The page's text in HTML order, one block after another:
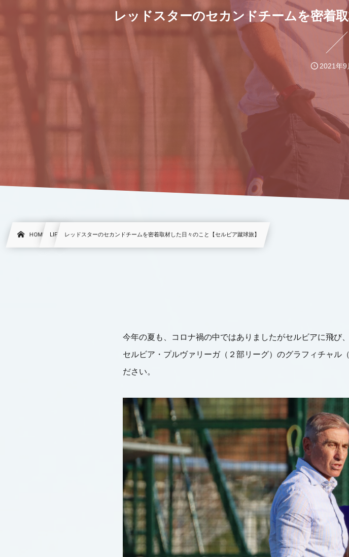
レッドスターのセカンドチームを密着
2021年9
HOME LIFE レッドスターのセカンドチームを密着取材した日々のこと【セルビア蹴球旅】
今年の夏も、コロナ禍の中ではありましたがセルビアに飛び
セルビア・プルヴァリーガ（２部リーグ）のグラフィチャル
ださい。